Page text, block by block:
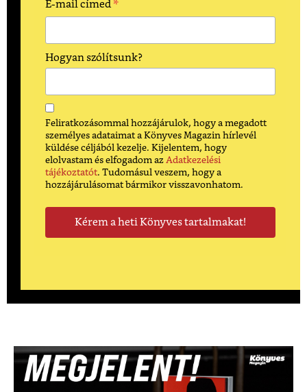
E-mail címed*
Hogyan szólítsunk?
Feliratkozásommal hozzájárulok, hogy a megadott
személyes adataimat a Könyves Magazin hírlevél
küldése céljából kezelje. Kijelentem, hogy
elolvastam és elfogadom az Adatkezelési
tájékoztatót. Tudomásul veszem, hogy a
hozzájárulásomat bármikor visszavonhatom.